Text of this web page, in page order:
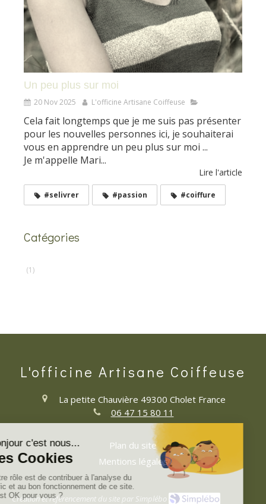
Un peu plus sur moi
20 Nov 2025 L'officine Artisane Coiffeuse
Cela fait longtemps que je me suis pas présenter
pour les nouvelles personnes ici, je souhaiterai
vous en apprendre un peu plus sur moi ...
Je m'appelle Mari...
Lire l'article
#selivrer #passion #coiffure
Catégories
(1)
L'officine Artisane Coiffeuse
La petite Chauvière 49300 Cholet France
06 47 15 80 11
Plan du site
Mentions légales
Création et référencement du site par Simplébo